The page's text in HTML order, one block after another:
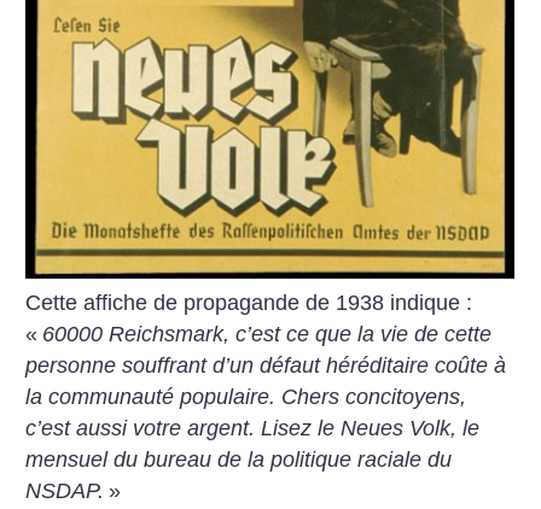
Cette affiche de propagande de 1938 indique :
« 60000 Reichs­mark, c’est ce que la vie de cette
personne souffrant d’un défaut héréditaire coûte à
la communauté populaire. Chers concitoyens,
c’est aussi votre argent. Lisez le Neues Volk, le
mensuel du bureau de la politique raciale du
NSDAP. »